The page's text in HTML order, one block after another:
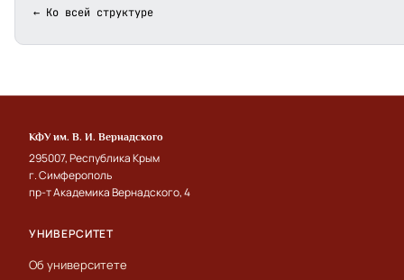
← Ко всей структуре
КФУ им. В. И. Вернадского
295007, Республика Крым
г. Симферополь
пр-т Академика Вернадского, 4
УНИВЕРСИТЕТ
Об университете